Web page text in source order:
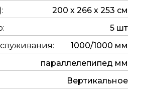
200 х 266 х 253 см
5 шт
1000/1000 мм
параллелепипед мм
Вертикальное